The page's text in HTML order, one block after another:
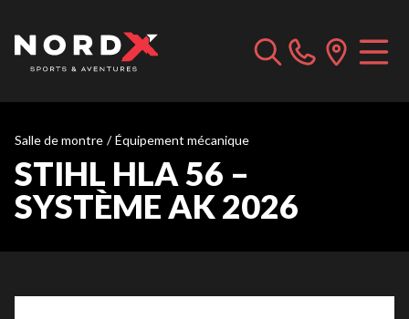
Salle de montre / Équipement mécanique
STIHL HLA 56 –
SYSTÈME AK 2026